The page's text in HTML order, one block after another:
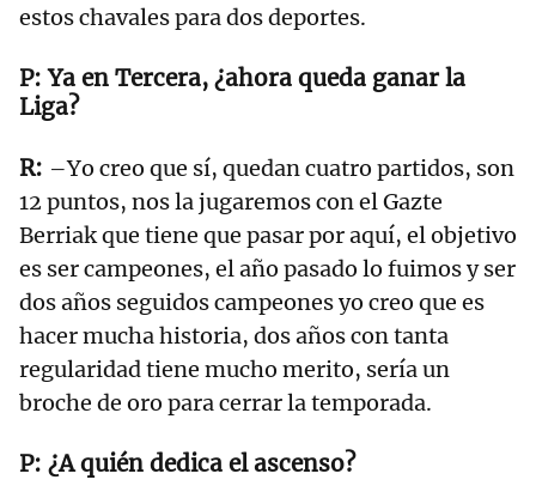
estos chavales para dos deportes.
Ya en Tercera, ¿ahora queda ganar la
Liga?
–Yo creo que sí, quedan cuatro partidos, son
12 puntos, nos la jugaremos con el Gazte
Berriak que tiene que pasar por aquí, el objetivo
es ser campeones, el año pasado lo fuimos y ser
dos años seguidos campeones yo creo que es
hacer mucha historia, dos años con tanta
regularidad tiene mucho merito, sería un
broche de oro para cerrar la temporada.
¿A quién dedica el ascenso?